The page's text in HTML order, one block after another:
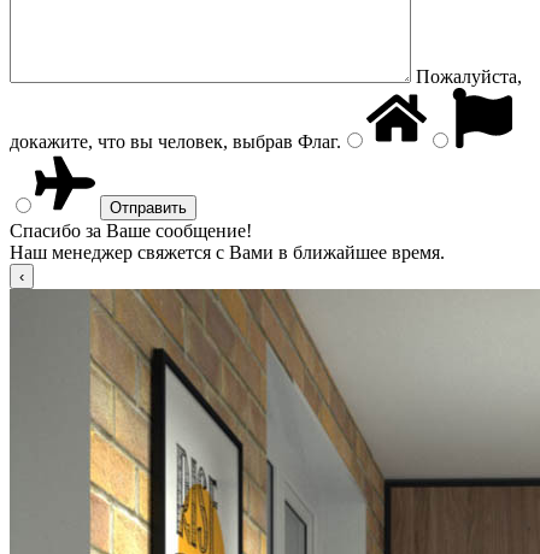
Пожалуйста,
докажите, что вы человек, выбрав Флаг.
Спасибо за Ваше сообщение!
Наш менеджер свяжется с Вами в ближайшее время.